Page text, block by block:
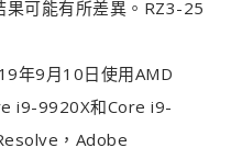
可能有所差異。RZ3-25
年9月10日使用AMD
i9-9920X和Core i9-
，Adobe